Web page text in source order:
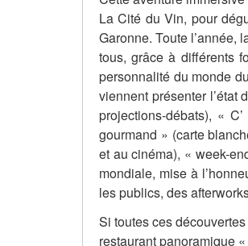
La Cité du Vin, pour
Garonne. Toute
tous, grâce à différents
personnalité du monde
viennent présenter l’état
projections-débats), «
gourmand » (carte
et au cinéma), « week-
mondiale, mise à
les publics, des
Si toutes ces
restaurant panoramique